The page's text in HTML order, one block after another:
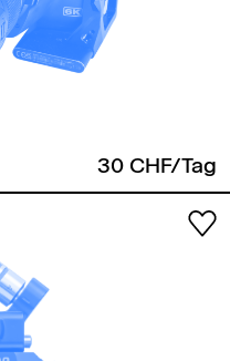
30 CHF/Tag